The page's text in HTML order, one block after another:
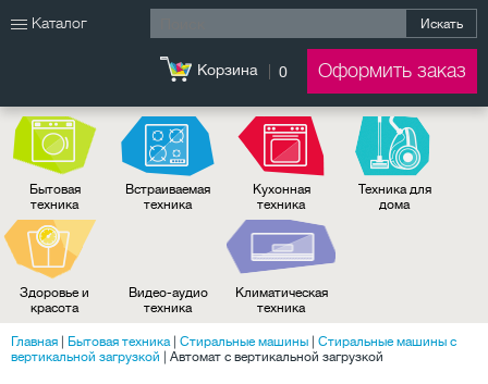
Каталог Искать
Корзина 0 Оформить заказ
Бытовая
техника
Встраиваемая
техника
Кухонная
техника
Техника для
дома
Здоровье и
красота
Видео-аудио
техника
Климатическая
техника
Главная Бытовая техника| Стиральные машины
Стиральные машины с
вертикальной загрузкой
Автомат с вертикальной загрузкой